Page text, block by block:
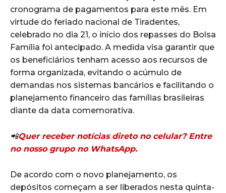
cronograma de pagamentos para este mês. Em
virtude do feriado nacional de Tiradentes,
celebrado no dia 21, o início dos repasses do Bolsa
Família foi antecipado. A medida visa garantir que
os beneficiários tenham acesso aos recursos de
forma organizada, evitando o acúmulo de
demandas nos sistemas bancários e facilitando o
planejamento financeiro das famílias brasileiras
diante da data comemorativa.
📲Quer receber notícias direto no celular? Entre
no nosso grupo no WhatsApp.
De acordo com o novo planejamento, os
depósitos começam a ser liberados nesta quinta-